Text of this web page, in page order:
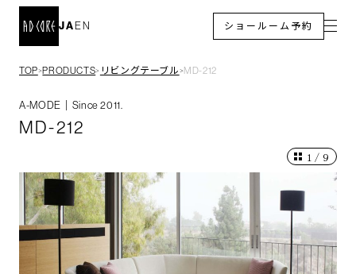
EN
JA ショールーム予約
TOP＞PRODUCTS＞ リビングテーブル ＞MD-212
A-MODE｜Since 2011.
MD-212
1 / 9